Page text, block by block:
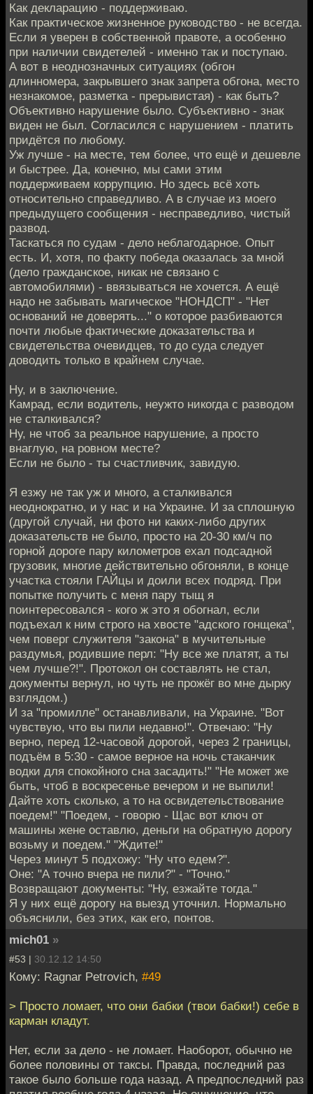
Как декларацию - поддерживаю.
Как практическое жизненное руководство - не всегда.
Если я уверен в собственной правоте, а особенно
при наличии свидетелей - именно так и поступаю.
А вот в неоднозначных ситуациях (обгон
длинномера, закрывшего знак запрета обгона, место
незнакомое, разметка - прерывистая) - как быть?
Объективно нарушение было. Субъективно - знак
виден не был. Согласился с нарушением - платить
придётся по любому.
Уж лучше - на месте, тем более, что ещё и дешевле
и быстрее. Да, конечно, мы сами этим
поддерживаем коррупцию. Но здесь всё хоть
относительно справедливо. А в случае из моего
предыдущего сообщения - несправедливо, чистый
развод.
Таскаться по судам - дело неблагодарное. Опыт
есть. И, хотя, по факту победа оказалась за мной
(дело гражданское, никак не связано с
автомобилями) - ввязываться не хочется. А ещё
надо не забывать магическое "НОНДСП" - "Нет
оснований не доверять..." о которое разбиваются
почти любые фактические доказательства и
свидетельства очевидцев, то до суда следует
доводить только в крайнем случае.
Ну, и в заключение.
Камрад, если водитель, неужто никогда с разводом
не сталкивался?
Ну, не чтоб за реальное нарушение, а просто
внаглую, на ровном месте?
Если не было - ты счастливчик, завидую.
Я езжу не так уж и много, а сталкивался
неоднократно, и у нас и на Украине. И за сплошную
(другой случай, ни фото ни каких-либо других
доказательств не было, просто на 20-30 км/ч по
горной дороге пару километров ехал подсадной
грузовик, многие действительно обгоняли, в конце
участка стояли ГАЙцы и доили всех подряд. При
попытке получить с меня пару тыщ я
поинтересовался - кого ж это я обогнал, если
подъехал к ним строго на хвосте "адского гонщека",
чем поверг служителя "закона" в мучительные
раздумья, родившие перл: "Ну все же платят, а ты
чем лучше?!". Протокол он составлять не стал,
документы вернул, но чуть не прожёг во мне дырку
взглядом.)
И за "промилле" останавливали, на Украине. "Вот
чувствую, что вы пили недавно!". Отвечаю: "Ну
верно, перед 12-часовой дорогой, через 2 границы,
подъём в 5:30 - самое верное на ночь стаканчик
водки для спокойного сна засадить!" "Не может же
быть, чтоб в воскресенье вечером и не выпили!
Дайте хоть сколько, а то на освидетельствование
поедем!" "Поедем, - говорю - Щас вот ключ от
машины жене оставлю, деньги на обратную дорогу
возьму и поедем." "Ждите!"
Через минут 5 подхожу: "Ну что едем?".
Оне: "А точно вчера не пили?" - "Точно."
Возвращают документы: "Ну, езжайте тогда."
Я у них ещё дорогу на выезд уточнил. Нормально
объяснили, без этих, как его, понтов.
mich01 »
#53 | 30.12.12 14:50
Кому: Ragnar Petrovich, #49
> Просто ломает, что они бабки (твои бабки!) себе в
карман кладут.
Нет, если за дело - не ломает. Наоборот, обычно не
более половины от таксы. Правда, последний раз
такое было больше года назад. А предпоследний раз